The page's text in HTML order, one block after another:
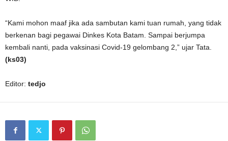
“Kami mohon maaf jika ada sambutan kami tuan rumah, yang tidak
berkenan bagi pegawai Dinkes Kota Batam. Sampai berjumpa
kembali nanti, pada vaksinasi Covid-19 gelombang 2,” ujar Tata.
(ks03)
Editor: tedjo